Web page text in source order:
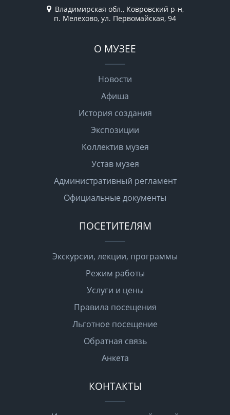
Владимирская обл., Ковровский р-н,
п. Мелехово, ул. Первомайская, 94
О МУЗЕЕ
Новости
Афиша
История создания
Экспозиции
Коллектив музея
Устав музея
Административный регламент
Официальные документы
ПОСЕТИТЕЛЯМ
Экскурсии, лекции, программы
Режим работы
Услуги и цены
Правила посещения
Льготное посещение
Обратная связь
Анкета
КОНТАКТЫ